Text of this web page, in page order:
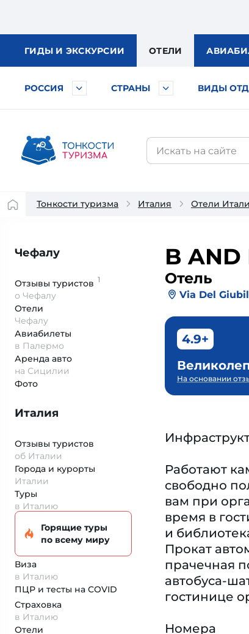
ГИДЫ И ЭКСКУРСИИ ОТЕЛИ АВИА
РОССИЯ СТРАНЫ ВИДЫ
Тонкости туризма Италия Отели
Чефалу
Отзывы туристов 1
о Чефалу
Отели
Чефалу
Авиабилеты
в Палермо
Аренда авто
на Сицилии
Фото
Италия
Отзывы туристов
об Италии
Города и курорты
Италии
Туры
в Италию
Горящие туры
по всему миру
Виза
в Италию
ПЦР и тесты на COVID
Страховка
в Италию
Отели
B AND
Отель
Via Del
4.9+
На основании
Работают
свободно
вам при
время в
и
Прокат
прачечная
автобуса-
гостинице
Номера